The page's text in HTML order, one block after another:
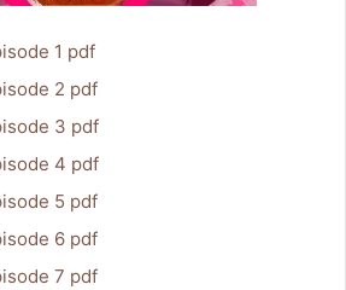
1 pdf
2 pdf
3 pdf
4 pdf
5 pdf
6 pdf
7 pdf